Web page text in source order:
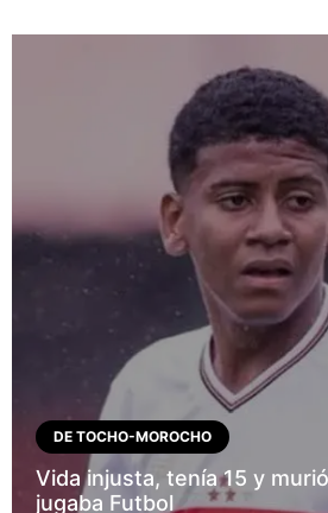
DE TOCHO-MOROCHO
Vida injusta, tenía 15 y
jugaba Futbol